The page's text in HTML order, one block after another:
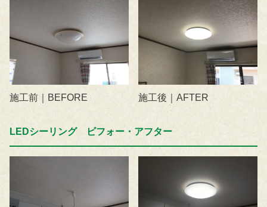
施工前｜BEFORE 施工後｜AFTER
LEDシーリング ビフォー・アフター